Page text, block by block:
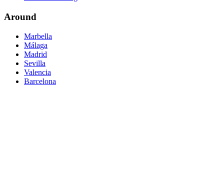
Around
Marbella
Málaga
Madrid
Sevilla
Valencia
Barcelona